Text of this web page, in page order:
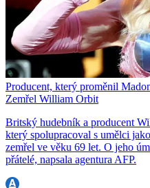
Producent, který proměnil
Zemřel William Orbit
Britský hudebník a producent
který spolupracoval s umělci
zemřel ve věku 69 let. O jeho
přátelé, napsala agentura AFP.